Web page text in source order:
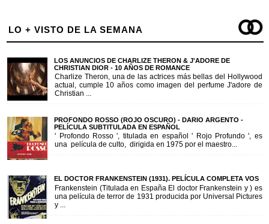
LO + VISTO DE LA SEMANA
LOS ANUNCIOS DE CHARLIZE THERON & J'ADORE DE
CHRISTIAN DIOR - 10 AÑOS DE ROMANCE
Charlize Theron, una de las actrices más bellas del Hollywood
actual, cumple 10 años como imagen del perfume J'adore de
Christian ...
PROFONDO ROSSO (ROJO OSCURO) - DARIO ARGENTO -
PELÍCULA SUBTITULADA EN ESPAÑOL
' Profondo Rosso ', titulada en español ' Rojo Profundo ', es
una película de culto, dirigida en 1975 por el maestro...
EL DOCTOR FRANKENSTEIN (1931). PELÍCULA COMPLETA VOS
Frankenstein (Titulada en España El doctor Frankenstein y ) es
una película de terror de 1931 producida por Universal Pictures
y ...